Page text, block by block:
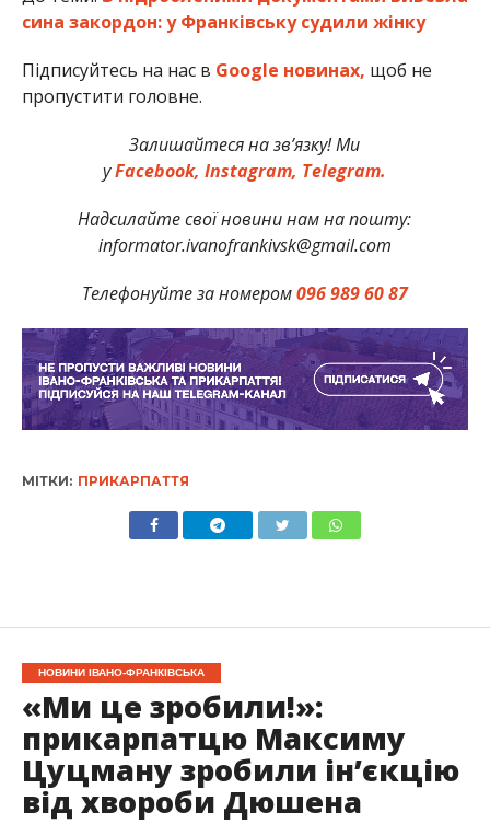
сина закордон: у Франківську судили жінку
Підписуйтесь на нас в Google новинах, щоб не
пропустити головне.
Залишайтеся на зв’язку! Ми
уFacebook, Instagram, Telegram.
Надсилайте свої новини нам на пошту:
informator.ivanofrankivsk@gmail.com
Телефонуйте за номером096 989 60 87
МІТКИ: ПРИКАРПАТТЯ
НОВИНИ ІВАНО-ФРАНКІВСЬКА
«Ми це зробили!»:
прикарпатцю Максиму
Цуцману зробили ін’єкцію
від хвороби Дюшена